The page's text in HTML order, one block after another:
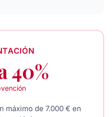
40%
máximo de 7.000 € en